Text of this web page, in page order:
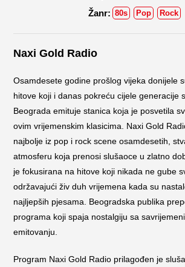
80s Pop Rock
Naxi Gold Radio
Osamdesete godine prošlog vijeka donijele
hitove koji i danas pokreću cijele generacije
Beograda emituje stanica koja je posvetila
ovim vrijemenskim klasicima. Naxi Gold
najbolje iz pop i rock scene osamdesetih,
atmosferu koja prenosi slušaoce u zlatno
je fokusirana na hitove koji nikada ne gube
održavajući živ duh vrijemena kada su
najljepših pjesama. Beogradska publika
programa koji spaja nostalgiju sa
emitovanju.
Program Naxi Gold Radio prilagođen je